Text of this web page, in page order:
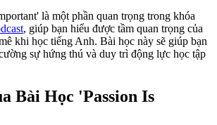
là một phần quan trọng trong khóa
, giúp bạn hiểu được tầm quan trọng của
khi học tiếng Anh. Bài học này sẽ giúp bạn
sự hứng thú và duy trì động lực học tập
Bài Học 'Passion Is